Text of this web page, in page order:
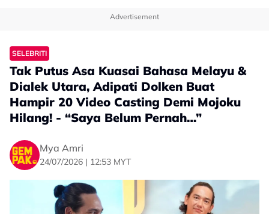
Advertisement
SELEBRITI
Tak Putus Asa Kuasai Bahasa Melayu &
Dialek Utara, Adipati Dolken Buat
Hampir 20 Video Casting Demi Mojoku
Hilang! - “Saya Belum Pernah…”
Mya Amri
24/07/2026 | 12:53 MYT